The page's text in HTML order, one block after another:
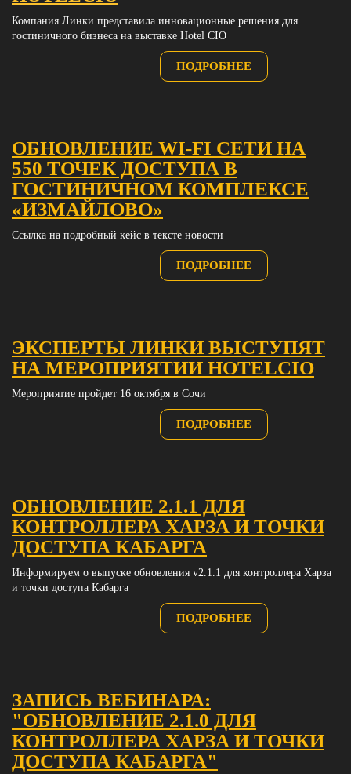
Компания Линки представила инновационные решения для
гостиничного бизнеса на выставке Hotel CIO
ПОДРОБНЕЕ
ОБНОВЛЕНИЕ WI-FI СЕТИ НА
550 ТОЧЕК ДОСТУПА В
ГОСТИНИЧНОМ КОМПЛЕКСЕ
«ИЗМАЙЛОВО»
Ссылка на подробный кейс в тексте новости
ПОДРОБНЕЕ
ЭКСПЕРТЫ ЛИНКИ ВЫСТУПЯТ
НА МЕРОПРИЯТИИ HOTELCIO
Мероприятие пройдет 16 октября в Сочи
ПОДРОБНЕЕ
ОБНОВЛЕНИЕ 2.1.1 ДЛЯ
КОНТРОЛЛЕРА ХАРЗА И ТОЧКИ
ДОСТУПА КАБАРГА
Информируем о выпуске обновления v2.1.1 для контроллера Харза
и точки доступа Кабарга
ПОДРОБНЕЕ
ЗАПИСЬ ВЕБИНАРА:
"ОБНОВЛЕНИЕ 2.1.0 ДЛЯ
КОНТРОЛЛЕРА ХАРЗА И ТОЧКИ
ДОСТУПА КАБАРГА"